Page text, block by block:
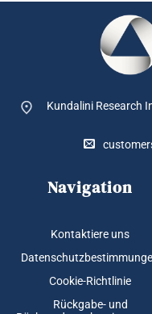
Kundalini Research
Navigation
Kontaktiere uns
Cookie-Richtlinie
Rückgabe- und